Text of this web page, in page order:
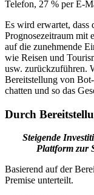
Telefon, 27 % per E-
Es wird erwartet, dass
Prognosezeitraum mit
auf die zunehmende
wie Reisen und
usw. zurückzuführen.
Bereitstellung von
chatten und so das
Durch
Steigende
Plattform zur
Basierend auf der
Premise unterteilt.